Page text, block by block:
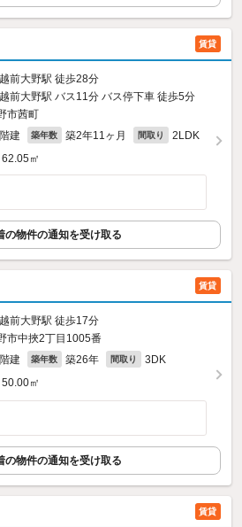
賃貸
前大野駅 徒歩28分
前大野駅 バス11分 バス停下車 徒歩5分
市茜町
建 築年数 築2年11ヶ月 間取り 2LDK
62.05㎡
の物件の通知を受け取る
賃貸
前大野駅 徒歩17分
市中挾2丁目1005番
建 築年数 築26年 間取り 3DK
50.00㎡
の物件の通知を受け取る
賃貸